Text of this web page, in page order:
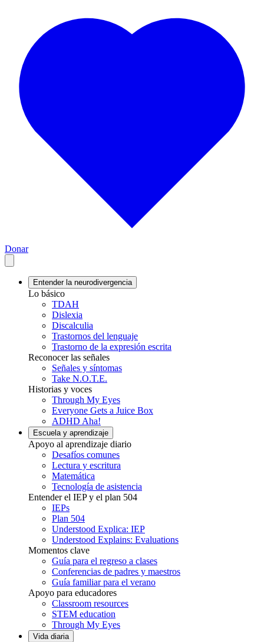
Donar
Entender la neurodivergencia
Lo básico
TDAH
Dislexia
Discalculia
Trastornos del lenguaje
Trastorno de la expresión escrita
Reconocer las señales
Señales y síntomas
Take N.O.T.E.
Historias y voces
Through My Eyes
Everyone Gets a Juice Box
ADHD Aha!
Escuela y aprendizaje
Apoyo al aprendizaje diario
Desafíos comunes
Lectura y escritura
Matemática
Tecnología de asistencia
Entender el IEP y el plan 504
IEPs
Plan 504
Understood Explica: IEP
Understood Explains: Evaluations
Momentos clave
Guía para el regreso a clases
Conferencias de padres y maestros
Guía familiar para el verano
Apoyo para educadores
Classroom resources
STEM education
Through My Eyes
Vida diaria